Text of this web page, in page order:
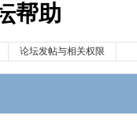
帮助
论坛发帖与相关权限